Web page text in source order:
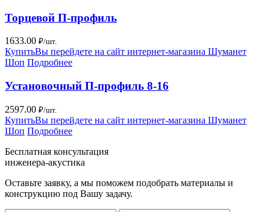
Торцевой П-профиль
1633.00 ₽/шт.
КупитьВы перейдете на сайт интернет-магазина Шуманет
Шоп Подробнее
Установочный П-профиль 8-16
2597.00 ₽/шт.
КупитьВы перейдете на сайт интернет-магазина Шуманет
Шоп Подробнее
Бесплатная консультация
инженера-акустика
Оставьте заявку, а мы поможем подобрать материалы и
конструкцию под Вашу задачу.